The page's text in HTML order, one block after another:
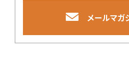
メールマガ